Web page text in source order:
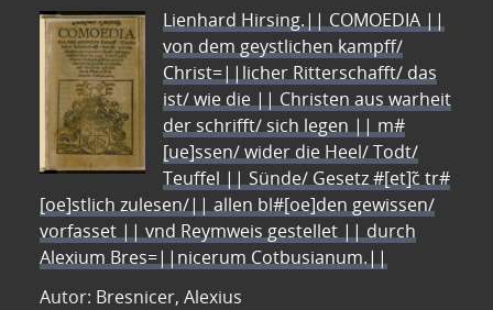
Lienhard Hirsing.|| COMOEDIA ||
von dem geystlichen kampff/
Christ=||licher Ritterschafft/ das
ist/ wie die || Christen aus warheit
der schrifft/ sich legen || m#
[ue]ssen/ wider die Heel/ Todt/
Teuffel || Sünde/ Gesetz #[et]c̃ tr#
[oe]stlich zulesen/|| allen bl#[oe]den gewissen/
vorfasset || vnd Reymweis gestellet || durch
Alexium Bres=||nicerum Cotbusianum.||
Autor: Bresnicer, Alexius